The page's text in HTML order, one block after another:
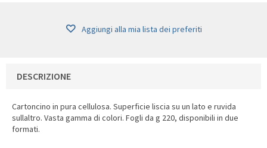
Aggiungi alla mia lista dei preferiti
DESCRIZIONE
Cartoncino in pura cellulosa. Superficie liscia su un lato e ruvida
sullaltro. Vasta gamma di colori. Fogli da g 220, disponibili in due
formati.